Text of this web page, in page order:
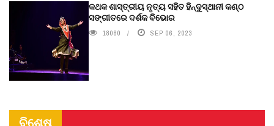
କଥକ ଶାସ୍ତ୍ରୀୟ ନୃତ୍ୟ ସହିତ ହିନ୍ଦୁସ୍ଥାନୀ କଣ୍ଠ
ସଙ୍ଗୀତରେ ଦର୍ଶକ ବିଭୋର
18080 SEP 06, 2023